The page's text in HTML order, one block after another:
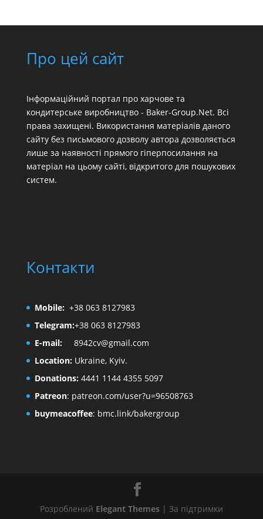
Про цей сайт
Інформаційний портал про харчове та
кондитерське виробництво - Baker-Group.Net. Всі
права захищені. Використання матеріалів даного
сайту без письмового дозволу автора дозволяється
лише за наявності прямого гіперпосилання на
матеріал на цьому сайті, відкритого для пошукових
систем.
Контакти
Mobile: +38 063 8127983
Telegram:+38 063 8127983
E-mail:
8942cv@gmail.com
Location:Ukraine, Kyiv.
Donations:4441 1144 4355 5097
Patreon: patreon.com/user?u=96508763
buymeacoffee: bmc.link/bakergroup
Розроблений Elegant Themes| За підтримки